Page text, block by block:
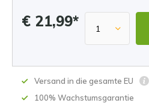
€ 21,99*
Versand in die gesamte EU
100% Wachstumsgarantie